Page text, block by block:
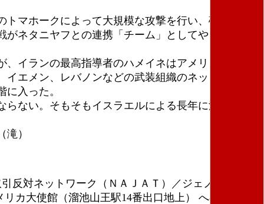
マホークによって大規模な攻撃を行い、破壊した
ネタニヤフとの連携「チーム」としてやったこと
イランの最高指導者のハメイネはアメリカの攻撃
エメン、レバノンなどの武装組織のネットワーク
入った。
ない。そもそもイスラエルによる長年に渡るパレ
）
対ネットワーク（ＮＡＪＡＴ）／ジェノサイドに
カ大使館（溜池山王駅14番出口地上） への抗議行